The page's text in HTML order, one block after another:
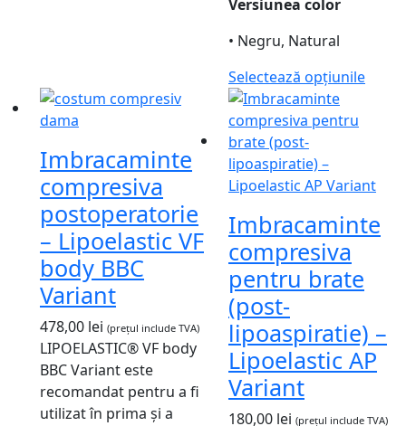
Versiunea color
• Negru, Natural
Selectează opțiunile
Imbracaminte
compresiva
postoperatorie
– Lipoelastic VF
body BBC
Variant
478,00 lei (prețul include TVA)
LIPOELASTIC® VF body
BBC Variant este
recomandat pentru a fi
utilizat în prima și a
Imbracaminte
compresiva
pentru brate
(post-
lipoaspiratie) –
Lipoelastic AP
Variant
180,00 lei (prețul include TVA)